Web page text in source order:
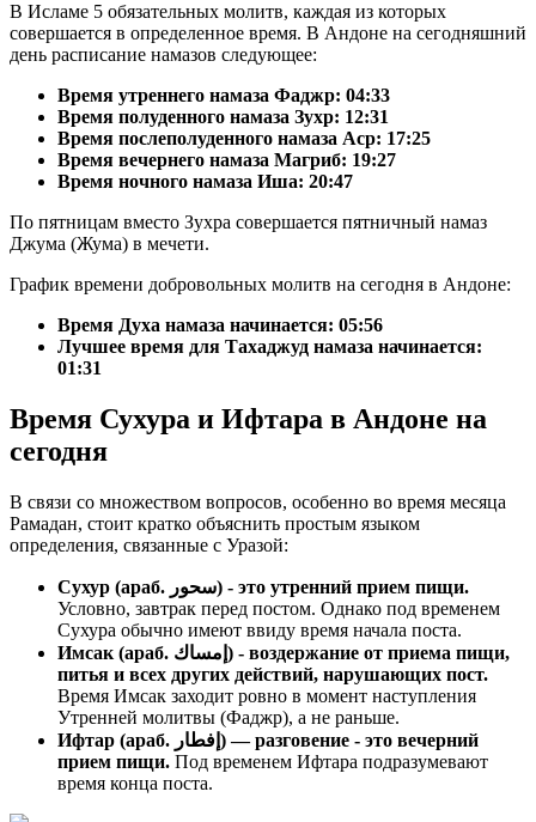
В Исламе 5 обязательных молитв, каждая из которых
совершается в определенное время. В Андоне на сегодняшний
день расписание намазов следующее:
Время утреннего намаза Фаджр: 04:33
Время полуденного намаза Зухр: 12:31
Время послеполуденного намаза Аср: 17:25
Время вечернего намаза Магриб: 19:27
Время ночного намаза Иша: 20:47
По пятницам вместо Зухра совершается пятничный намаз
Джума (Жума) в мечети.
График времени добровольных молитв на сегодня в Андоне:
Время Духа намаза начинается: 05:56
Лучшее время для Тахаджуд намаза начинается:
01:31
Время Сухура и Ифтара в Андоне на
сегодня
В связи со множеством вопросов, особенно во время месяца
Рамадан, стоит кратко объяснить простым языком
определения, связанные с Уразой:
Сухур (араб. سحور) - это утренний прием пищи.
Условно, завтрак перед постом. Однако под временем
Сухура обычно имеют ввиду время начала поста.
Имсак (араб. إمساك) - воздержание от приема пищи,
питья и всех других действий, нарушающих пост.
Время Имсак заходит ровно в момент наступления
Утренней молитвы (Фаджр), а не раньше.
Ифтар (араб. إفطار) — разговение - это вечерний
прием пищи. Под временем Ифтара подразумевают
время конца поста.